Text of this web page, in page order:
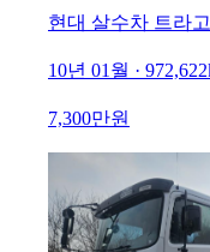
현대 살수차 트라
10년 01월 ·
7,300만원